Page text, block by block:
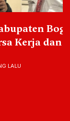
SMK
Wirausaha